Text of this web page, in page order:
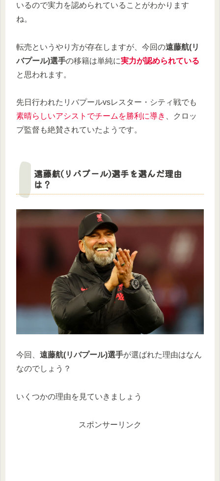
いるので実力を認められていることがわかります
ね。
転売というやり方が存在しますが、今回の遠藤航(リ
バプール)選手の移籍は単純に実力が認められている
と思われます。
先日行われたリバプールvsレスター・シティ戦でも
素晴らしいアシストでチームを勝利に導き
、クロッ
プ監督も絶賛されていたようです。
遠藤航(リバプール)選手を選んだ理由
は？
今回、 遠藤航(リバプール)選手が選ばれた理由はなん
なのでしょう？
いくつかの理由を見ていきましょう
スポンサーリンク